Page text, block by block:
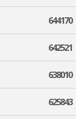
644170
642521
638010
625843